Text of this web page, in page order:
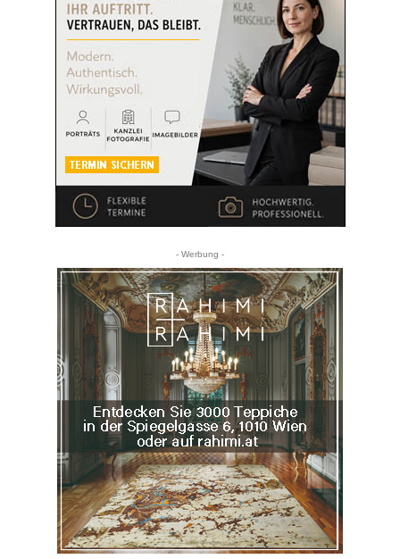
- Werbung -